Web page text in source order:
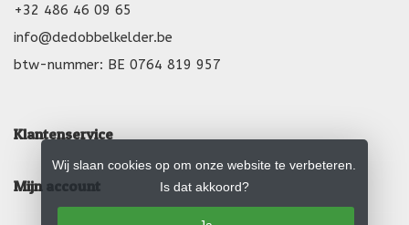
+32 486 46 09 65
info@dedobbelkelder.be
btw-nummer: BE 0764 819 957
Klantenservice
Mijn account
Wij slaan cookies op om onze website te verbeteren.
Is dat akkoord?